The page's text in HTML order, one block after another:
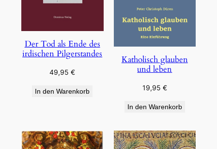
Der Tod als Ende des
irdischen Pilgerstandes
49,95€
In den Warenkorb
Katholisch glauben
und leben
19,95 €
In den Warenkorb